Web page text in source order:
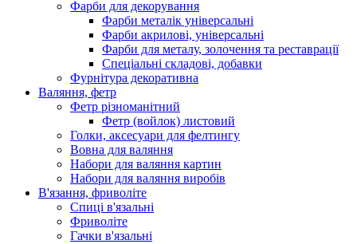
Фарби для декорування
Фарби металік універсальні
Фарби акрилові, універсальні
Фарби для металу, золочення та реставрації
Спеціальні складові, добавки
Фурнітура декоративна
Валяння, фетр
Фетр різноманітний
Фетр (войлок) листовий
Голки, аксесуари для фелтингу
Вовна для валяння
Набори для валяння картин
Набори для валяння виробів
В'язання, фриволіте
Спиці в'язальні
Фриволіте
Гачки в'язальні